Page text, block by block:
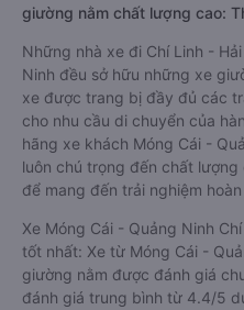
giường nằm chất lượng cao:
Những nhà xe đi Chí Linh -
Ninh đều sở hữu những xe
xe được trang bị đầy đủ các
cho nhu cầu di chuyển của
hãng xe khách Móng Cái -
luôn chú trọng đến chất
để mang đến trải nghiệm
Xe Móng Cái - Quảng Ninh
tốt nhất: Xe từ Móng Cái -
giường nằm được đánh giá
đánh giá trung bình từ 4.4/5